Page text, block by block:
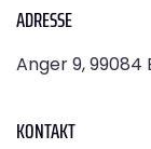
ADRESSE
Anger 9, 99084
KONTAKT